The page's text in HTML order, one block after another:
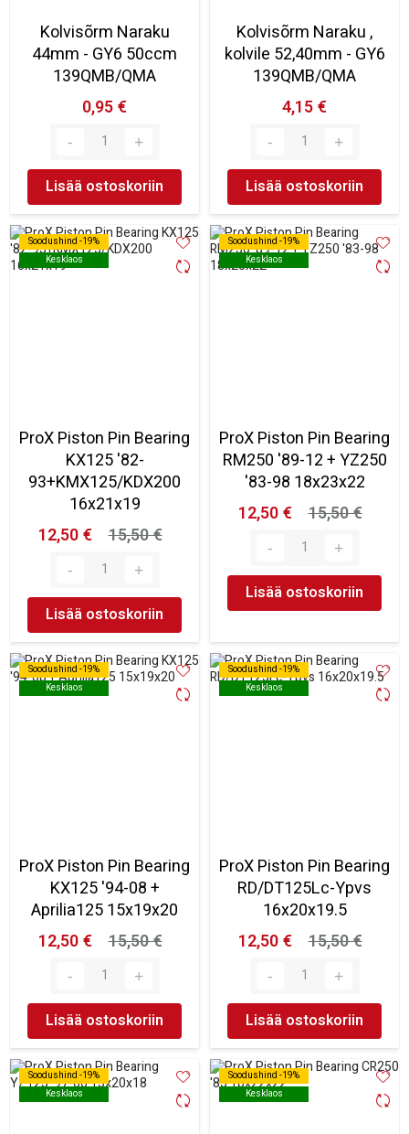
Kolvisõrm Naraku
44mm - GY6 50ccm
139QMB/QMA
0,95 €
Lisää ostoskoriin
Kolvisõrm Naraku ,
kolvile 52,40mm - GY6
139QMB/QMA
4,15 €
Lisää ostoskoriin
Soodushind -19%
Kesklaos
Soodushind -19%
Kesklaos
ProX Piston Pin Bearing
KX125 '82-
93+KMX125/KDX200
16x21x19
12,50 €
15,50 €
Lisää ostoskoriin
Soodushind -19%
Kesklaos
Soodushind -19%
Kesklaos
ProX Piston Pin Bearing
RM250 '89-12 + YZ250
'83-98 18x23x22
12,50 €
15,50 €
Lisää ostoskoriin
Soodushind -19%
Kesklaos
Soodushind -19%
Kesklaos
ProX Piston Pin Bearing
KX125 '94-08 +
Aprilia125 15x19x20
12,50 €
15,50 €
Lisää ostoskoriin
Soodushind -19%
Kesklaos
Soodushind -19%
Kesklaos
ProX Piston Pin Bearing
RD/DT125Lc-Ypvs
16x20x19.5
12,50 €
15,50 €
Lisää ostoskoriin
Soodushind -19%
Kesklaos
Soodushind -19%
Kesklaos
Soodushind -19%
Kesklaos
Soodushind -19%
Kesklaos